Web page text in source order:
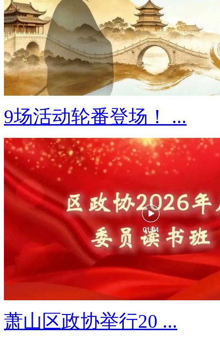
9场活动轮番登场！ ...
萧山区政协举行20 ...